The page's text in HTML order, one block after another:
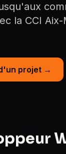
la CCI
projet →